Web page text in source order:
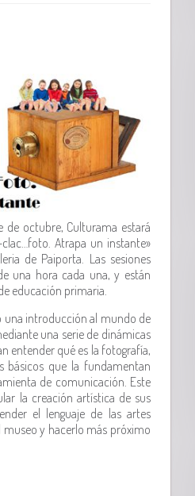
de octubre, Culturama estará
Atrapa un instante»
de Paiporta. Las sesiones
una hora cada una, y están
educación primaria.
una introducción al mundo de
una serie de dinámicas
entender qué es la fotografía,
básicos que la fundamentan
de comunicación. Este
la creación artística de sus
el lenguaje de las artes
museo y hacerlo más próximo